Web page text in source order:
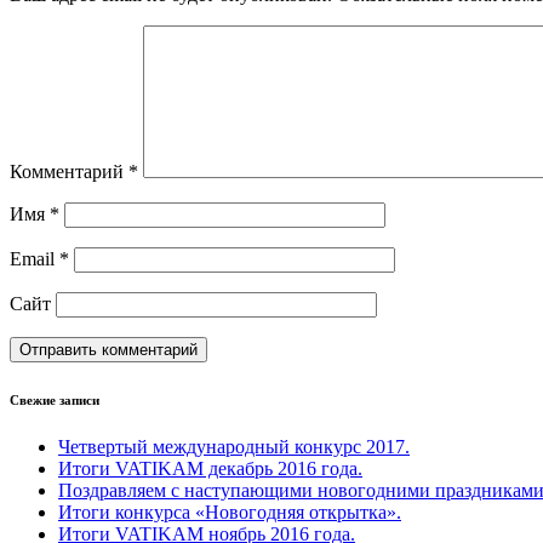
Комментарий *
Имя *
Email *
Сайт
Свежие записи
Четвертый международный конкурс 2017.
Итоги VATIKAM декабрь 2016 года.
Поздравляем с наступающими новогодними
Итоги конкурса «Новогодняя открытка».
Итоги VATIKAM ноябрь 2016 года.